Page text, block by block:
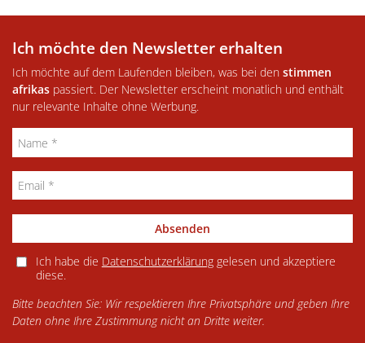
Ich möchte den Newsletter erhalten
Ich möchte auf dem Laufenden bleiben, was bei den stimmen
afrikas passiert. Der Newsletter erscheint monatlich und enthält
nur relevante Inhalte ohne Werbung.
Absenden
Ich habe die Datenschutzerklärunggelesen und akzeptiere
diese.
Bitte beachten Sie: Wir respektieren Ihre Privatsphäre und geben Ihre
Daten ohne Ihre Zustimmung nicht an Dritte weiter.